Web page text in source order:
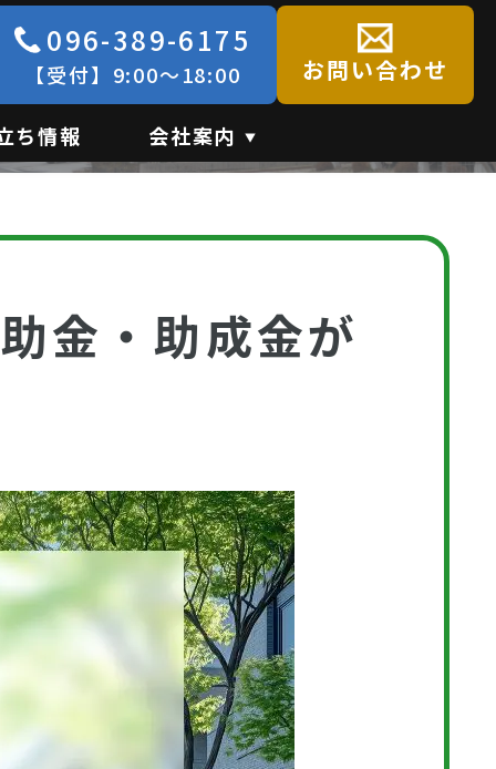
096-389-6175
【受付】9:00～18:00 お問い合わせ
ち情報 会社案内
金・助成金が